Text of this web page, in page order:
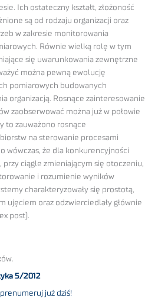
Ich ostateczny kształt, złożoność
są od rodzaju organizacji oraz
w zakresie monitorowania
Równie wielką rolę w tym
się uwarunkowania zewnętrzne
można pewną ewolucję
pomiarowych budowanych
organizacją. Rosnące zainteresowanie
zaobserwować można już w połowie
to zauważono rosnące
na sterowanie procesami
wówczas, że dla konkurencyjności
ciągle zmieniającym się otoczeniu,
i rozumienie wyników
charakteryzowały się prostotą,
ujęciem oraz odzwierciedlały głównie
post).
5/2012
już dziś!